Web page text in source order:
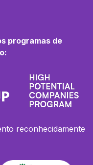
programas de
reconhecidamente